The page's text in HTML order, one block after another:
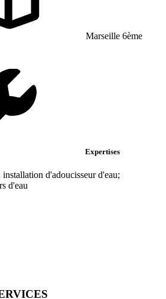
Marseille 6ème
Expertises
d'adoucisseur d'eau;
d'eau